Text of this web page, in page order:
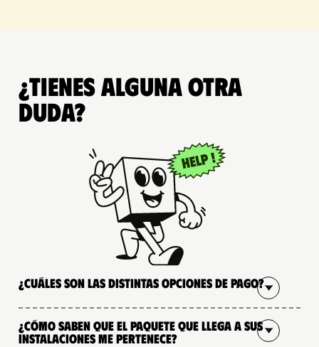
¿Tienes alguna otra
duda?
¿Cuáles son las distintas opciones de pago?
¿Cómo saben que el paquete que llega a sus
instalaciones me pertenece?